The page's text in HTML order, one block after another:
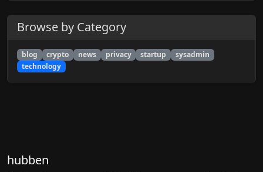
Browse by Category
blog crypto news privacy startup
sysadmin
technology
hubben